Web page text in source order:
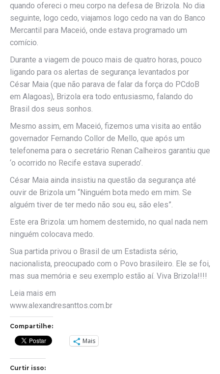
quando ofereci o meu corpo na defesa de Brizola. No dia
seguinte, logo cedo, viajamos logo cedo na van do Banco
Mercantil para Maceió, onde estava programado um
comício.
Durante a viagem de pouco mais de quatro horas, pouco
ligando para os alertas de segurança levantados por
César Maia (que não parava de falar da força do PCdoB
em Alagoas), Brizola era todo entusiasmo, falando do
Brasil dos seus sonhos.
Mesmo assim, em Maceió, fizemos uma visita ao então
governador Fernando Collor de Mello, que após um
telefonema para o secretário Renan Calheiros garantiu que
‘o ocorrido no Recife estava superado’.
César Maia ainda insistiu na questão da segurança até
ouvir de Brizola um “Ninguém bota medo em mim. Se
alguém tiver de ter medo não sou eu, são eles”.
Este era Brizola: um homem destemido, no qual nada nem
ninguém colocava medo.
Sua partida privou o Brasil de um Estadista sério,
nacionalista, preocupado com o Povo brasileiro. Ele se foi,
mas sua memória e seu exemplo estão aí. Viva Brizola!!!!
Leia mais em
www.alexandresanttos.com.br
Compartilhe:
Mais
Curtir isso: